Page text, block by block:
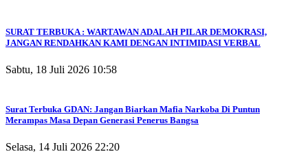
SURAT TERBUKA : WARTAWAN ADALAH PILAR DEMOKRASI,
JANGAN RENDAHKAN KAMI DENGAN INTIMIDASI VERBAL
Sabtu, 18 Juli 2026 10:58
Surat Terbuka GDAN: Jangan Biarkan Mafia Narkoba Di Puntun
Merampas Masa Depan Generasi Penerus Bangsa
Selasa, 14 Juli 2026 22:20